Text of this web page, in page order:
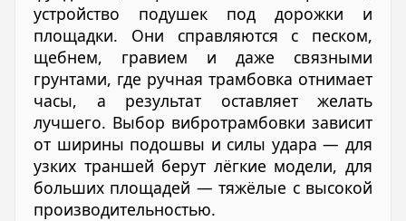
устройство подушек под дорожки и
площадки. Они справляются с песком,
щебнем, гравием и даже связными
грунтами, где ручная трамбовка отнимает
часы, а результат оставляет желать
лучшего. Выбор вибротрамбовки зависит
от ширины подошвы и силы удара — для
узких траншей берут лёгкие модели, для
больших площадей — тяжёлые с высокой
производительностью.